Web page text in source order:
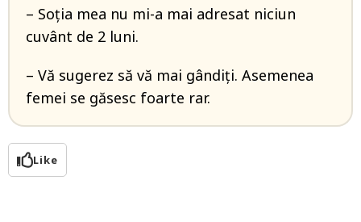
– Soția mea nu mi-a mai adresat niciun
cuvânt de 2 luni.
– Vă sugerez să vă mai gândiți. Asemenea
femei se găsesc foarte rar.
Like